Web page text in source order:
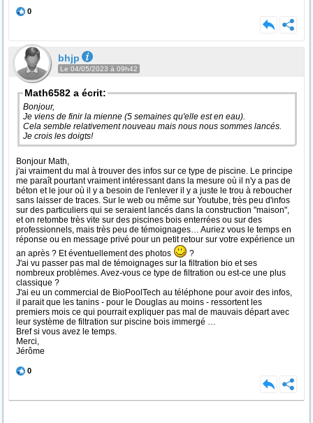
0
bhjp
Le 04/05/2023 à 09h42
Math6582 a écrit:
Bonjour,
Je viens de finir la mienne (5 semaines qu'elle est en eau).
Cela semble relativement nouveau mais nous nous sommes lancés.
Je crois les doigts!
Bonjour Math,
j'ai vraiment du mal à trouver des infos sur ce type de piscine. Le principe
me paraît pourtant vraiment intéressant dans la mesure où il n'y a pas de
béton et le jour où il y a besoin de l'enlever il y a juste le trou à reboucher
sans laisser de traces. Sur le web ou même sur Youtube, très peu d'infos
sur des particuliers qui se seraient lancés dans la construction "maison",
et on retombe très vite sur des piscines bois enterrées ou sur des
professionnels, mais très peu de témoignages… Auriez vous le temps en
réponse ou en message privé pour un petit retour sur votre expérience un
an après ? Et éventuellement des photos
?
J'ai vu passer pas mal de témoignages sur la filtration bio et ses
nombreux problèmes. Avez-vous ce type de filtration ou est-ce une plus
classique ?
J'ai eu un commercial de BioPoolTech au téléphone pour avoir des infos,
il parait que les tanins - pour le Douglas au moins - ressortent les
premiers mois ce qui pourrait expliquer pas mal de mauvais départ avec
leur système de filtration sur piscine bois immergé …
Bref si vous avez le temps.
Merci,
Jérôme
0